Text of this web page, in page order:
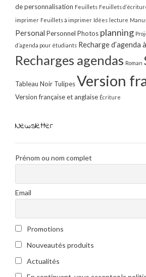
de personnalisation Feuillets Feuillets
imprimer Feuillets à imprimer Idées lecture
Personal Personnel Photos planning
d’agenda pour étudiants Recharge d’agenda
Recharges agendas Roman
Tableau Noir TulipesVersion
Version française et anglaise Écriture
Newsletter
Prénom ou nom complet
Email
Promotions
Nouveautés produits
Actualités